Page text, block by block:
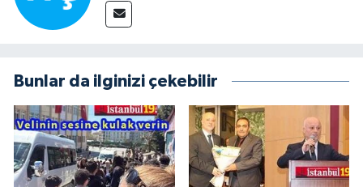
Bunlar da ilginizi çekebilir